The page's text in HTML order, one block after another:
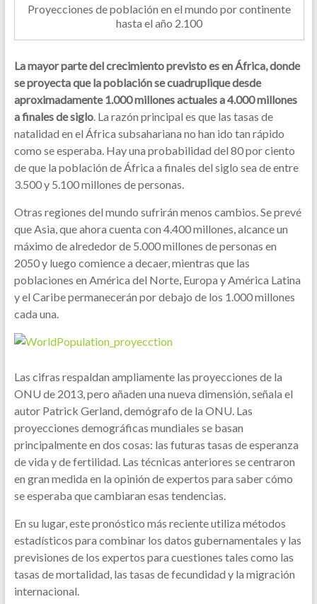
Proyecciones de población en el mundo por continente
hasta el año 2.100
La mayor parte del crecimiento previsto es en África, donde
se proyecta que la población se cuadruplique desde
aproximadamente 1.000 millones actuales a 4.000 millones
a finales de siglo. La razón principal es que las tasas de
natalidad en el África subsahariana no han ido tan rápido
como se esperaba. Hay una probabilidad del 80 por ciento
de que la población de África a finales del siglo sea de entre
3.500 y 5.100 millones de personas.
Otras regiones del mundo sufrirán menos cambios. Se prevé
que Asia, que ahora cuenta con 4.400 millones, alcance un
máximo de alrededor de 5.000 millones de personas en
2050 y luego comience a decaer, mientras que las
poblaciones en América del Norte, Europa y América Latina
y el Caribe permanecerán por debajo de los 1.000 millones
cada una.
Las cifras respaldan ampliamente las proyecciones de la
ONU de 2013, pero añaden una nueva dimensión, señala el
autor Patrick Gerland, demógrafo de la ONU. Las
proyecciones demográficas mundiales se basan
principalmente en dos cosas: las futuras tasas de esperanza
de vida y de fertilidad. Las técnicas anteriores se centraron
en gran medida en la opinión de expertos para saber cómo
se esperaba que cambiaran esas tendencias.
En su lugar, este pronóstico más reciente utiliza métodos
estadísticos para combinar los datos gubernamentales y las
previsiones de los expertos para cuestiones tales como las
tasas de mortalidad, las tasas de fecundidad y la migración
internacional.